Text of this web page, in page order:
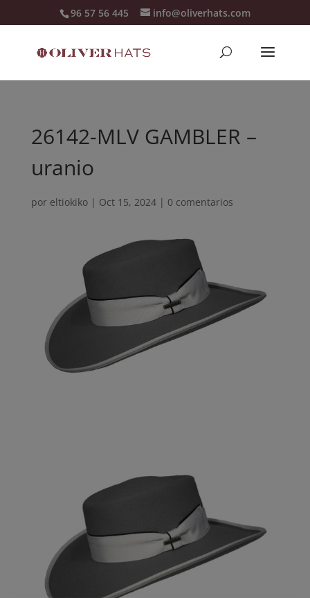
96 57 56 445 info@oliverhats.com
26142-MLV GAMBLER –
uranio
por eltiokiko| Oct 15, 2024| 0 comentarios